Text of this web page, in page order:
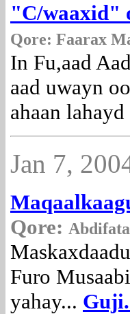
"C/waaxid"
Qore: Faarax
In Fu,aad
aad uwayn
ahaan
Jan 7,
Qore:
Furo
yahay...